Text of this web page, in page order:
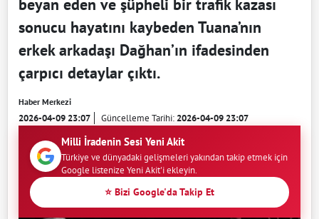
beyan eden ve şüpheli bir trafik kazası
sonucu hayatını kaybeden Tuana’nın
erkek arkadaşı Dağhan’ın ifadesinden
çarpıcı detaylar çıktı.
Haber Merkezi
2026-04-09 23:07 Güncelleme Tarihi:2026-04-09 23:07
Milli İradenin Sesi Yeni Akit
Türkiye ve dünyadaki gelişmeleri yakından takip etmek için
Google listenize Yeni Akit'i ekleyin.
⭐ Bizi Google'da Takip Et